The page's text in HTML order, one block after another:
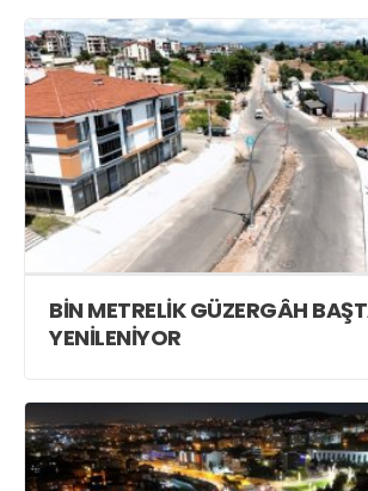
BİN METRELİK GÜZERGÂH
YENİLENİYOR